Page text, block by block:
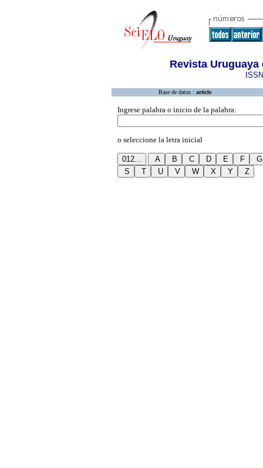
Revista
Base de datos : article
Ingrese palabra o inicio de la palabra:
o seleccione la letra inicial